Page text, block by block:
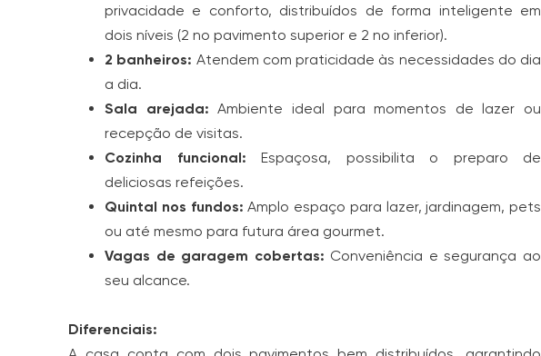
privacidade e conforto, distribuídos de forma inteligente em
dois níveis (2 no pavimento superior e 2 no inferior).
2 banheiros: Atendem com praticidade às necessidades do dia
a dia.
Sala arejada: Ambiente ideal para momentos de lazer ou
recepção de visitas.
Cozinha funcional: Espaçosa, possibilita o preparo de
deliciosas refeições.
Quintal nos fundos: Amplo espaço para lazer, jardinagem, pets
ou até mesmo para futura área gourmet.
Vagas de garagem cobertas: Conveniência e segurança ao
seu alcance.
Diferenciais: